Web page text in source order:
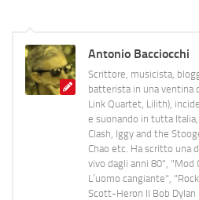
Antonio Bacciocchi
Scrittore, musicista,
batterista in una ventina
Link Quartet, Lilith),
e suonando in tutta
Clash, Iggy and the
Chao etc. Ha scritto una
vivo dagli anni 80", "Mod
L’uomo cangiante",
Scott-Heron Il Bob Dylan